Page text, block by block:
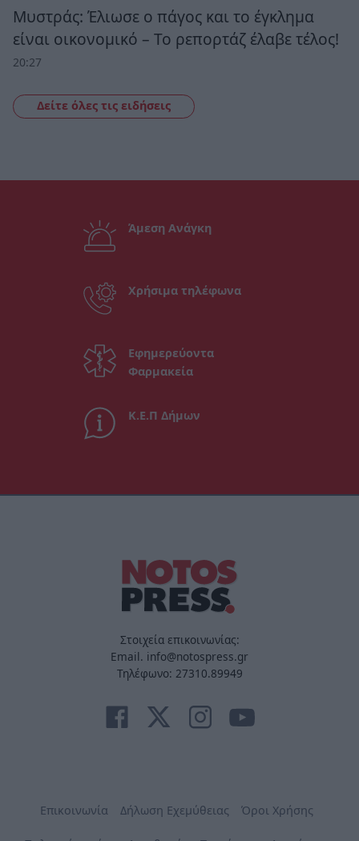
Μυστράς: Έλιωσε ο πάγος και το έγκλημα
είναι οικονομικό – Το ρεπορτάζ έλαβε τέλος!
20:27
Δείτε όλες τις ειδήσεις
Άμεση Ανάγκη
Χρήσιμα τηλέφωνα
Εφημερεύοντα
Φαρμακεία
Κ.Ε.Π Δήμων
Στοιχεία επικοινωνίας:
Email. info@notospress.gr
Τηλέφωνο: 27310.89949
Επικοινωνία Δήλωση Εχεμύθειας Όροι Χρήσης